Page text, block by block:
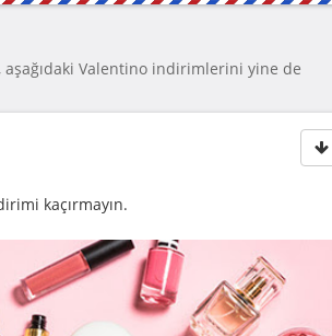
Valentino indirimlerini yine de
kaçırmayın.